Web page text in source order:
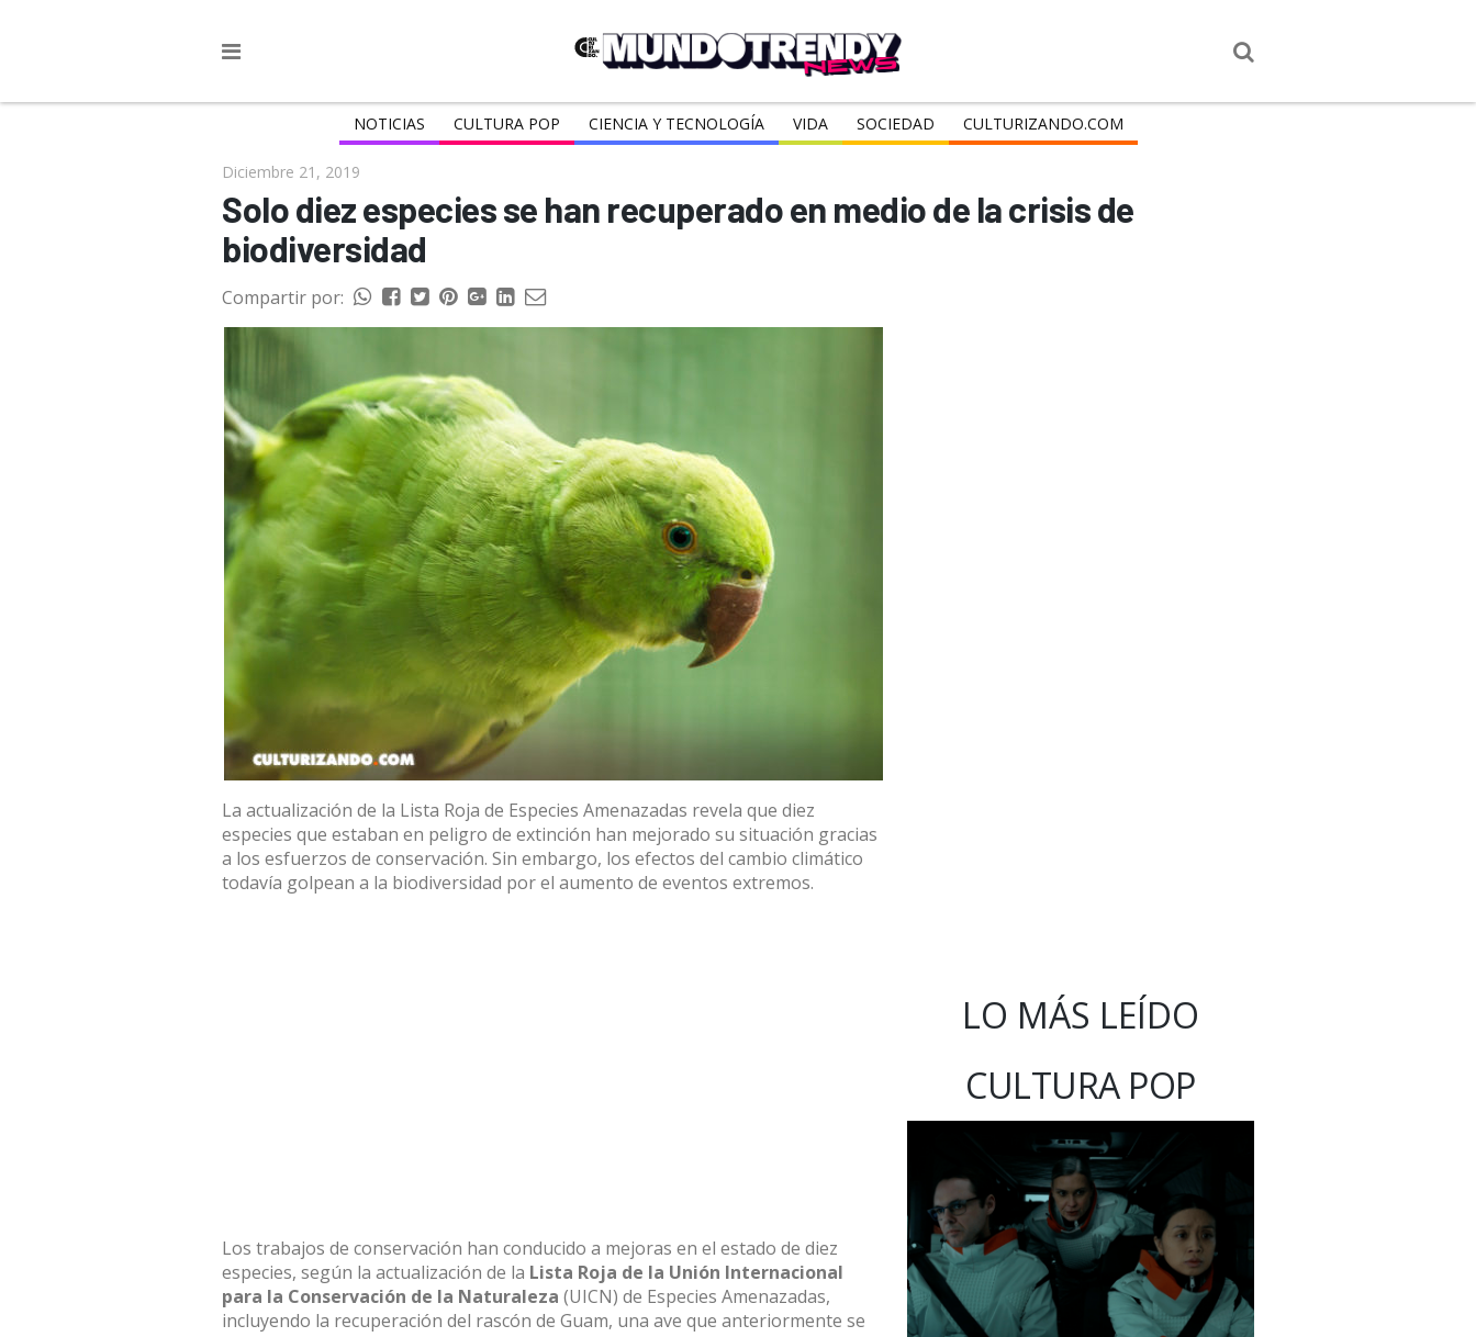
NOTICIAS CULTURA POP CIENCIA Y TECNOLOGÍA VIDA SOCIEDAD CULTURIZANDO.COM
Diciembre 21, 2019
Solo diez especies se han recuperado en medio de la crisis de
biodiversidad
Compartir por:
La actualización de la Lista Roja de Especies Amenazadas revela que diez
especies que estaban en peligro de extinción han mejorado su situación gracias
a los esfuerzos de conservación. Sin embargo, los efectos del cambio climático
todavía golpean a la biodiversidad por el aumento de eventos extremos.
Los trabajos de conservación han conducido a mejoras en el estado de diez
especies, según la actualización de la Lista Roja de la Unión Internacional
para la Conservación de la Naturaleza (UICN) de Especies Amenazadas,
incluyendo la recuperación del rascón de Guam, una ave que anteriormente se
LO MÁS LEÍDO
CULTURA POP